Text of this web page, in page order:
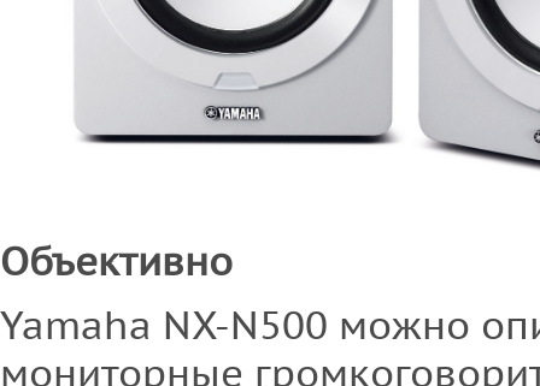
Объективно
Yamaha NX-N500 можно
мониторные